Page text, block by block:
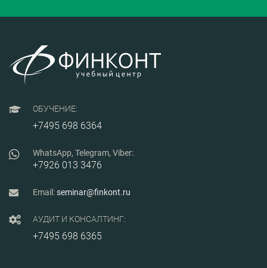
ОБУЧЕНИЕ:
+7495 698 6364
WhatsApp, Telegram, Viber:
+7926 013 3476
Email:seminar@finkont.ru
АУДИТ И КОНСАЛТИНГ:
+7495 698 6365